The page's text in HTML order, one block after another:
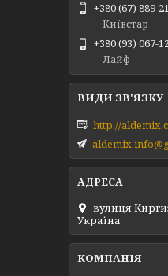
+380 (67) 889-
Київстар
+380 (93) 067-
Лайф
http://
вулиця
Україна